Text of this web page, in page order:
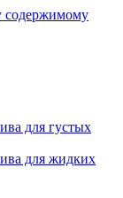
содержимому
для густых
для жидких